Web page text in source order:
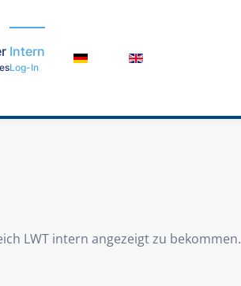
Intern
Log-In
LWT intern angezeigt zu bekommen.